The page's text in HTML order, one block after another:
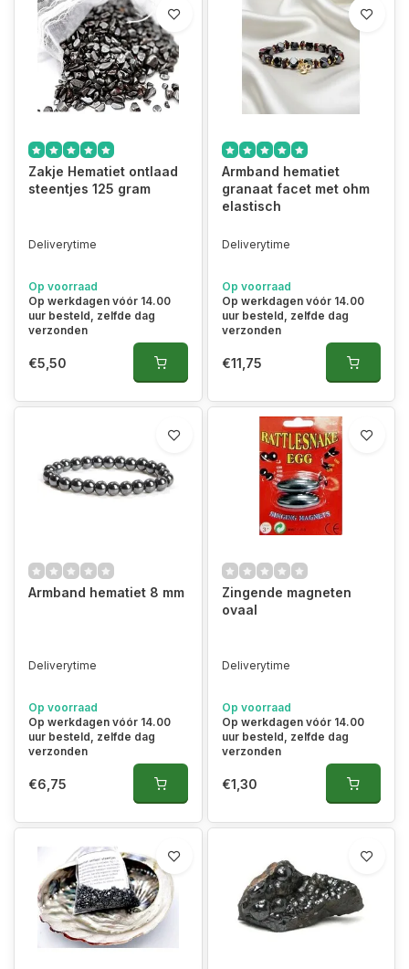
Zakje Hematiet ontlaad
steentjes 125 gram
Deliverytime
Op voorraad
Op werkdagen vóór 14.00
uur besteld, zelfde dag
verzonden
€5,50
Armband hematiet
granaat facet met ohm
elastisch
Deliverytime
Op voorraad
Op werkdagen vóór 14.00
uur besteld, zelfde dag
verzonden
€11,75
Armband hematiet 8 mm
Deliverytime
Op voorraad
Op werkdagen vóór 14.00
uur besteld, zelfde dag
verzonden
€6,75
Zingende magneten
ovaal
Deliverytime
Op voorraad
Op werkdagen vóór 14.00
uur besteld, zelfde dag
verzonden
€1,30